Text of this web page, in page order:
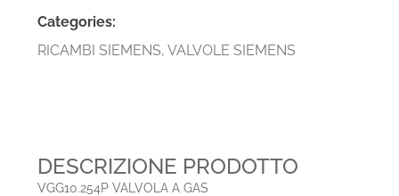
Categories:
RICAMBI SIEMENS,VALVOLE SIEMENS
DESCRIZIONE PRODOTTO
VGG10.254P VALVOLA A GAS